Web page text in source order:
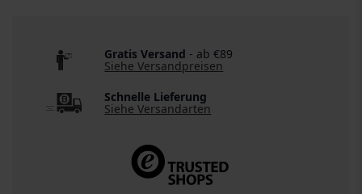
Gratis Versand - ab €89
Siehe Versandpreisen
Schnelle Lieferung
Siehe Versandarten